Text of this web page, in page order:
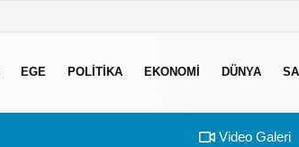
EGE POLITIKA EKONOMI DÜNYA
Video Galeri